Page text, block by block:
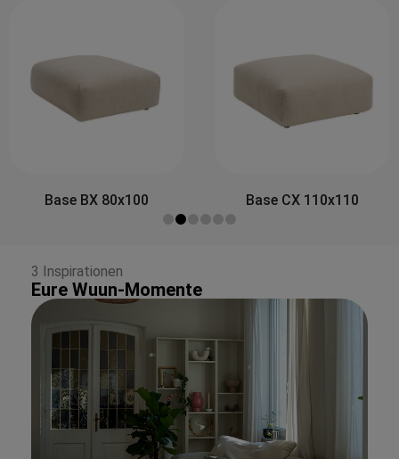
Base CX 110x110 Side&Back A 80x30
3 Inspirationen
Eure Wuun-Momente